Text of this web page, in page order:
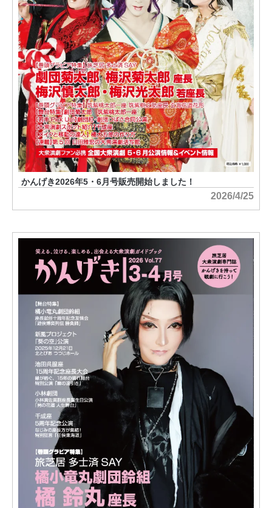
かんげき2026年5・6月号販売開始しました！
2026/4/25